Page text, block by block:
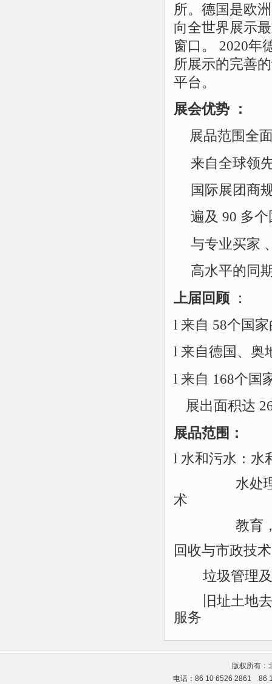
所。德国是欧
向全世界展示
窗口。
2020年
所展示的完善
平台。
展会优势
：
展品范围全
来自全球领
国际展团商
遍及 90 多
与专业买家
高水平的同
上届回顾
：
l 来自 58个国
l 来自德国、奥
l 来自 168个国
展出面积达
展品范围：
l 水和污水：水
水处
术
教育
回收与市政技
垃圾管理
旧址土地
服务
版权所有：
电话：86 10 6526 2861 86